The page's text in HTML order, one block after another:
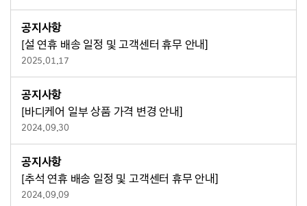
공지사항
[설 연휴 배송 일정 및 고객센터 휴무 안내]
2025.01.17
공지사항
[바디케어 일부 상품 가격 변경 안내]
2024.09.30
공지사항
[추석 연휴 배송 일정 및 고객센터 휴무 안내]
2024.09.09